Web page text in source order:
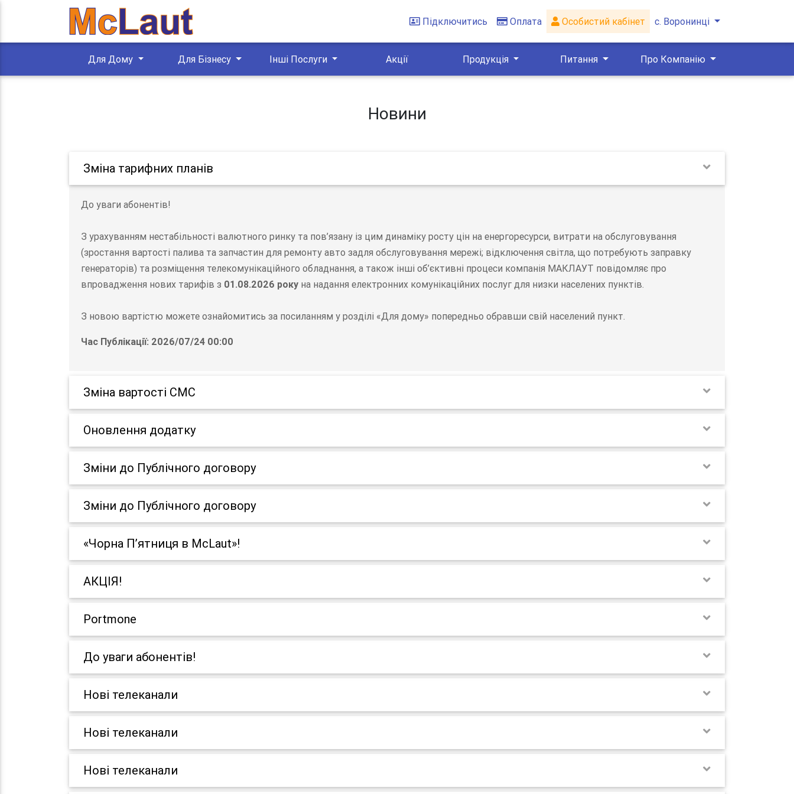
Підключитись Оплата Особистий кабінет с. Воронинці
Для Дому Для Бізнесу Інші Послуги Акції Продукція Питання Про Компанію
Новини
Зміна тарифних планів
До уваги абонентів!
З урахуванням нестабільності валютного ринку та пов’язану із цим динаміку росту цін на енергоресурси, витрати на обслуговування
(зростання вартості палива та запчастин для ремонту авто задля обслуговування мережі; відключення світла, що потребують заправку
генераторів) та розміщення телекомунікаційного обладнання, а також інші об’єктивні процеси компанія МАКЛАУТ повідомляє про
впровадження нових тарифів з 01.08.2026 року на надання електронних комунікаційних послуг для низки населених пунктів.
З новою вартістю можете ознайомитись за посиланням у розділі «Для дому» попередньо обравши свій населений пункт.
Час Публікації: 2026/07/24 00:00
Зміна вартості СМС
Оновлення додатку
Зміни до Публічного договору
Зміни до Публічного договору
«Чорна П’ятниця в McLaut»!
АКЦІЯ!
Portmone
До уваги абонентів!
Нові телеканали
Нові телеканали
Нові телеканали